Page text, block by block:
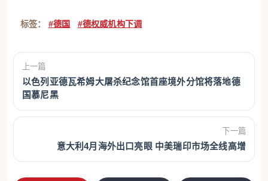
标签： #德国 #德权威机构下调
上一篇
以色列亚德瓦希姆大屠杀纪念馆首座境外分馆将落地德
国慕尼黑
下一篇
意大利4月海外出口亮眼 中美瑞印市场全线高增